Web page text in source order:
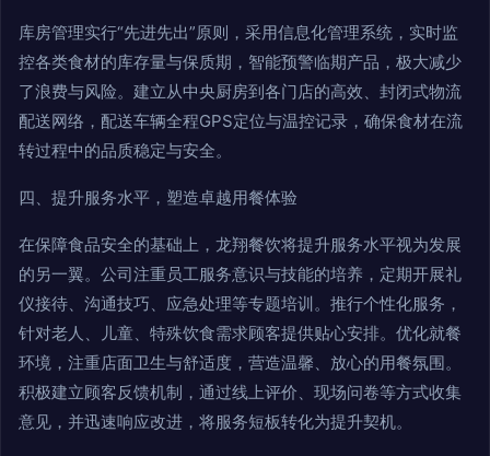
库房管理实行“先进先出”原则，采用信息化管理系统，实时监
控各类食材的库存量与保质期，智能预警临期产品，极大减少
了浪费与风险。建立从中央厨房到各门店的高效、封闭式物流
配送网络，配送车辆全程GPS定位与温控记录，确保食材在流
转过程中的品质稳定与安全。
四、提升服务水平，塑造卓越用餐体验
在保障食品安全的基础上，龙翔餐饮将提升服务水平视为发展
的另一翼。公司注重员工服务意识与技能的培养，定期开展礼
仪接待、沟通技巧、应急处理等专题培训。推行个性化服务，
针对老人、儿童、特殊饮食需求顾客提供贴心安排。优化就餐
环境，注重店面卫生与舒适度，营造温馨、放心的用餐氛围。
积极建立顾客反馈机制，通过线上评价、现场问卷等方式收集
意见，并迅速响应改进，将服务短板转化为提升契机。